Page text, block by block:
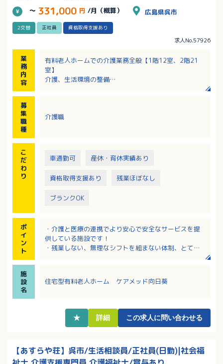
～ 331,000 円 /月（概算） 広島県呉市
2交替 正社員 資格取得支援あり
求人No.57926
業
務
内
容
有料老人ホームでの介護業務全般【1階12室、2階21
室】
介護、生活環境の整備
募
集
職
種
介護職
こ
だ
わ
り
車通勤可 産休・育休実績あり
資格取得支援あり 残業ほぼなし
ブランクOK
ポ
イ
ン
ト
・介護と医療の連携でより安心で安全なサービスを提
供している施設です！
・残業しない、無理なシフトを組まない体制、とても
す！
・20代～60代までの幅広い職員さんが活躍！
・資格取得制度のサポートが充実、無資格・未経験で
も就業しながら資格取得ができます！
施
設
名
住宅型有料老人ホーム ケアメッド向日葵
★ 詳細 この求人に問い合わせる
【あすらや荘】呉市/生活相談員/正社員(日勤)|社会福